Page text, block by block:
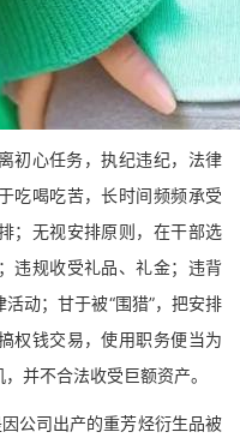
心任务，执纪违纪，法律
吃喝吃苦，长时间频频承受
；无视安排原则，在干部选
违规收受礼品、礼金；违背
动；甘于被“围猎”，把安排
权钱交易，使用职务便当为
并不合法收受巨额资产。
司出产的重芳烃衍生品被